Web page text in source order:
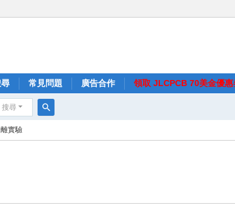
常見問題 廣告合作 領取 JLCPCB 70美金優惠
搜尋
尋
實驗